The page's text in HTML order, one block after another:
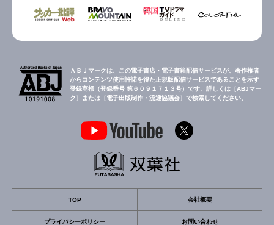
ＡＢＪマークは、この電子書店・電子書籍配信サービスが、著作権者
からコンテンツ使用許諾を得た正規版配信サービスであることを示す
登録商標（登録番号 第６０９１７１３号）です。詳しくは［ABJマー
ク］または［電子出版制作・流通協議会］で検索してください。
TOP 会社概要
プライバシーポリシー お問い合わせ